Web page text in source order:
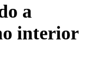
a
interior